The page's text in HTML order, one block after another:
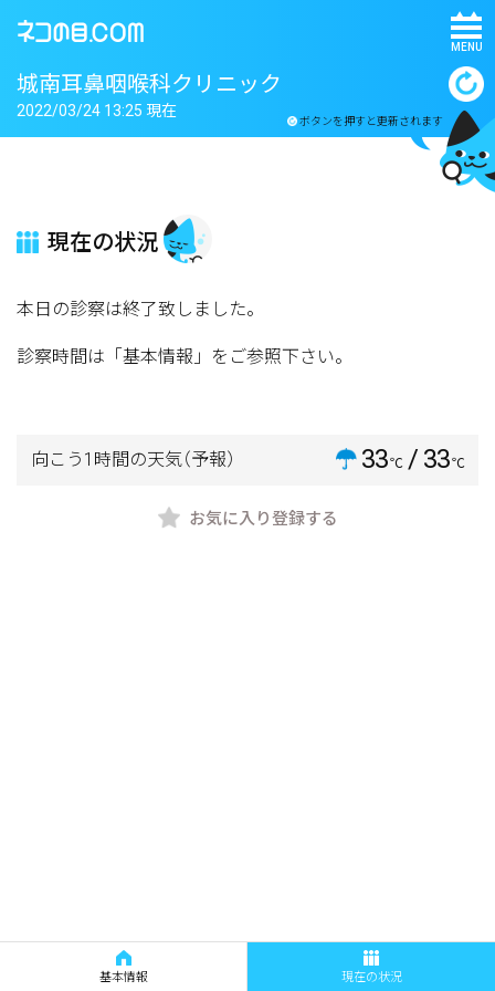
MENU
城南耳鼻咽喉科クリニック
ボタンを押すと更新されます
2022/03/24 13:25 現在
現在の状況
本日の診察は終了致しました。
診察時間は「基本情報」をご参照下さい。
向こう1時間の天気（予報） 33℃ / 33℃
お気に入り登録する
基本情報 現在の状況